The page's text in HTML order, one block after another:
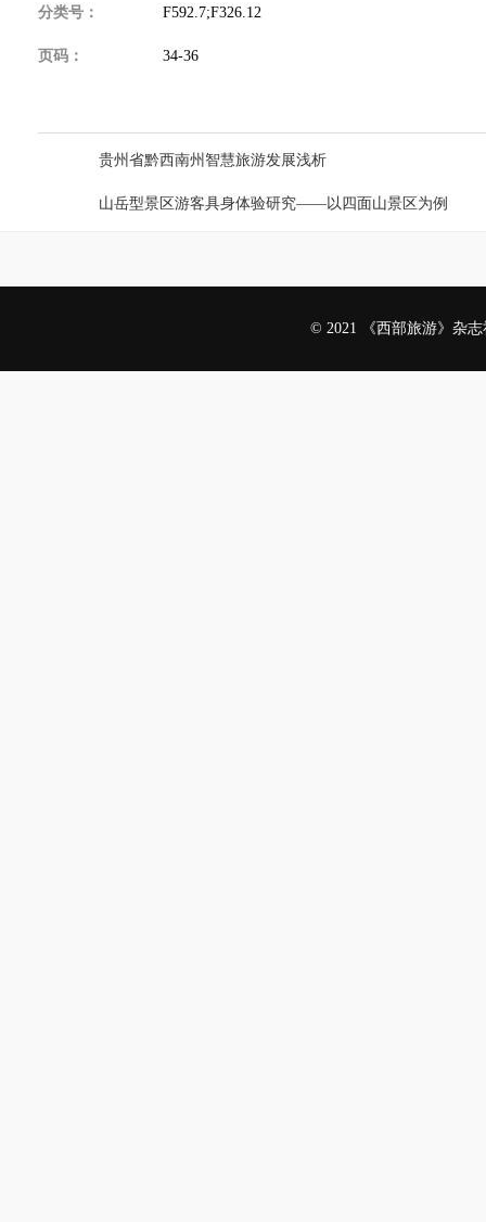
分类号： F592.7;F326.12
页码： 34-36
贵州省黔西南州智慧旅游发展浅析
山岳型景区游客具身体验研究——以四面山景区为例
© 2021 《西部旅游》杂